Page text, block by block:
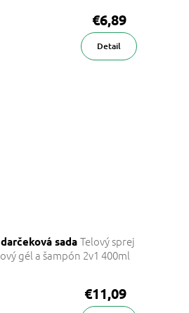
€6,89
Detail
sada Telový sprej
gél a šampón 2v1 400ml
€11,09